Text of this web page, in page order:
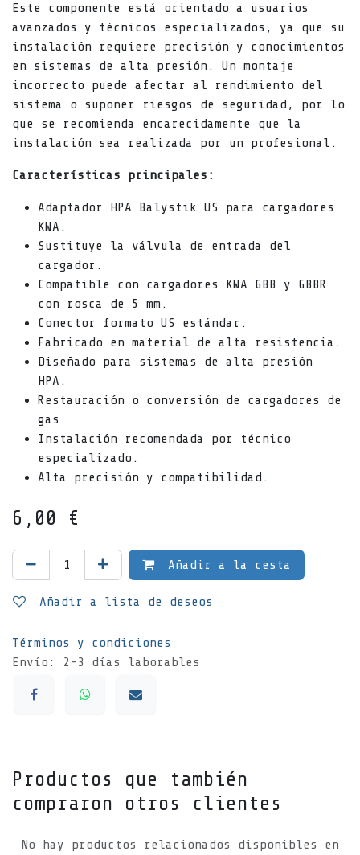
Este componente está orientado a usuarios
avanzados y técnicos especializados, ya que su
instalación requiere precisión y conocimientos
en sistemas de alta presión. Un montaje
incorrecto puede afectar al rendimiento del
sistema o suponer riesgos de seguridad, por lo
que se recomienda encarecidamente que la
instalación sea realizada por un profesional.
Características principales:
Adaptador HPA Balystik US para cargadores
KWA.
Sustituye la válvula de entrada del
cargador.
Compatible con cargadores KWA GBB y GBBR
con rosca de 5 mm.
Conector formato US estándar.
Fabricado en material de alta resistencia.
Diseñado para sistemas de alta presión
HPA.
Restauración o conversión de cargadores de
gas.
Instalación recomendada por técnico
especializado.
Alta precisión y compatibilidad.
6,00 €
Añadir a la cesta
Añadir a lista de deseos
Términos y condiciones
Envío: 2-3 días laborables
Productos que también
compraron otros clientes
No hay productos relacionados disponibles en